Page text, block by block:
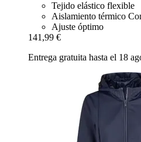
Tejido elástico flexible
Aislamiento térmico
Ajuste óptimo
141,99 €
Entrega gratuita hasta el 18